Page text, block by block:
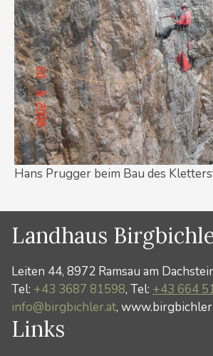
Hans Prugger beim Bau des
Landhaus
Leiten 44, 8972 Ramsau am
Tel: +43 3687 81598, Tel: +43 664
info@birgbichler.at,
Links